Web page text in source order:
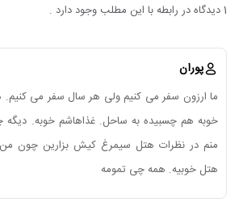
1 دیدگاه در رابطه با این مطلب وجود دارد .
پوران
ما ارزون سفر می کنیم ولی هر سال سفر می
خوبه هم چسبیده به ساحل. غذاهاشم خوبه. دیگه
منم در نظرات هتل سیمرغ کیش بزارین چون
هتل خوبیه. همه چی تمومه